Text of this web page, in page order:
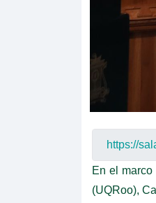
En el
(UQRoo),